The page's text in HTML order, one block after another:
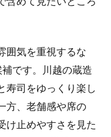
囲気を重視するな
です。川越の蔵造
寿司をゆっくり楽し
方、老舗感や席の
け止めやすさを見た